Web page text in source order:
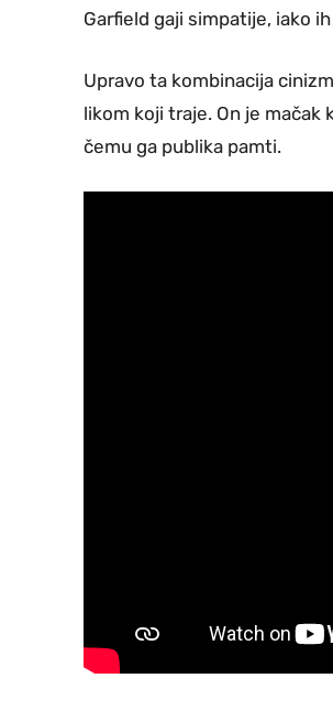
Garfield gaji simpatije, iako
Upravo ta kombinacija
likom koji traje. On je mačak
čemu ga publika pamti.